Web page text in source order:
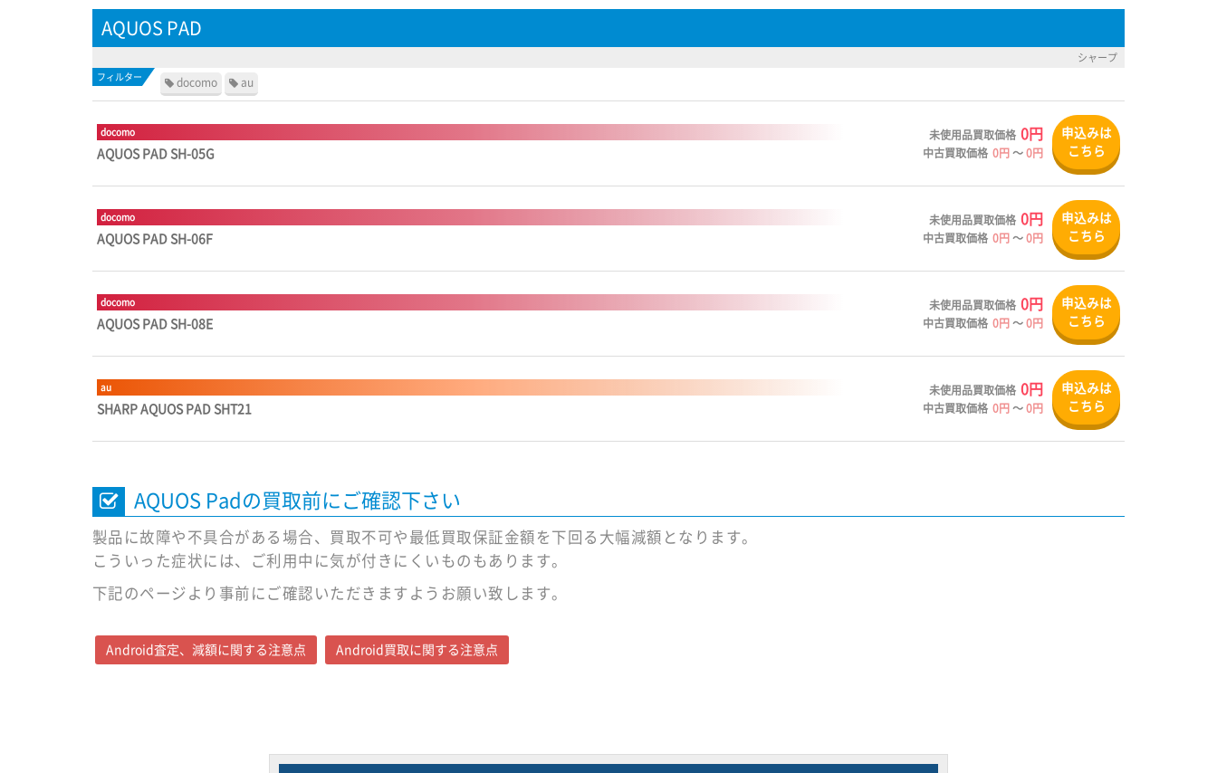
AQUOS PAD
シャープ
docomo au
docomo
AQUOS PAD SH-05G
未使用品買取価格 0円
中古買取価格 0円 ～ 0円
申込みは
こちら
docomo
AQUOS PAD SH-06F
未使用品買取価格 0円
中古買取価格 0円 ～ 0円
申込みは
こちら
docomo
AQUOS PAD SH-08E
未使用品買取価格 0円
中古買取価格 0円 ～ 0円
申込みは
こちら
au
SHARP AQUOS PAD SHT21
未使用品買取価格 0円
中古買取価格 0円 ～ 0円
申込みは
こちら
AQUOS Padの買取前にご確認下さい
製品に故障や不具合がある場合、買取不可や最低買取保証金額を下回る大幅減額となります。
こういった症状には、ご利用中に気が付きにくいものもあります。
下記のページより事前にご確認いただきますようお願い致します。
Android査定、減額に関する注意点 Android買取に関する注意点